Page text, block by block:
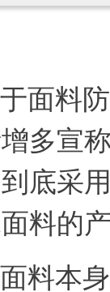
面料
多宣
底采
料的
料本